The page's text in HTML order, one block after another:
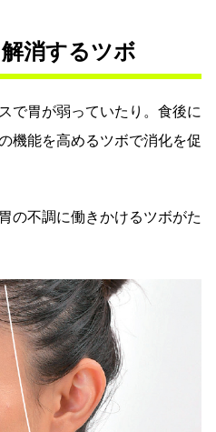
消するツボ
で胃が弱っていたり。食後に
機能を高めるツボで消化を促
の不調に働きかけるツボがた